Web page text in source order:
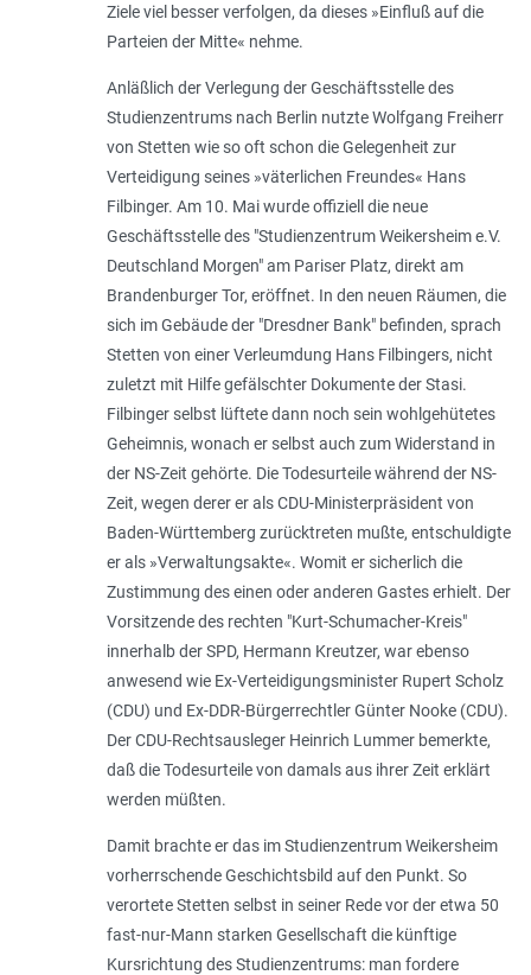
Ziele viel besser verfolgen, da dieses »Einfluß auf die
Parteien der Mitte« nehme.
Anläßlich der Verlegung der Geschäftsstelle des
Studienzentrums nach Berlin nutzte Wolfgang Freiherr
von Stetten wie so oft schon die Gelegenheit zur
Verteidigung seines »väterlichen Freundes« Hans
Filbinger. Am 10. Mai wurde offiziell die neue
Geschäftsstelle des "Studienzentrum Weikersheim e.V.
Deutschland Morgen" am Pariser Platz, direkt am
Brandenburger Tor, eröffnet. In den neuen Räumen, die
sich im Gebäude der "Dresdner Bank" befinden, sprach
Stetten von einer Verleumdung Hans Filbingers, nicht
zuletzt mit Hilfe gefälschter Dokumente der Stasi.
Filbinger selbst lüftete dann noch sein wohlgehütetes
Geheimnis, wonach er selbst auch zum Widerstand in
der NS-Zeit gehörte. Die Todesurteile während der NS-
Zeit, wegen derer er als CDU-Ministerpräsident von
Baden-Württemberg zurücktreten mußte, entschuldigte
er als »Verwaltungsakte«. Womit er sicherlich die
Zustimmung des einen oder anderen Gastes erhielt. Der
Vorsitzende des rechten "Kurt-Schumacher-Kreis"
innerhalb der SPD, Hermann Kreutzer, war ebenso
anwesend wie Ex-Verteidigungsminister Rupert Scholz
(CDU) und Ex-DDR-Bürgerrechtler Günter Nooke (CDU).
Der CDU-Rechtsausleger Heinrich Lummer bemerkte,
daß die Todesurteile von damals aus ihrer Zeit erklärt
werden müßten.
Damit brachte er das im Studienzentrum Weikersheim
vorherrschende Geschichtsbild auf den Punkt. So
verortete Stetten selbst in seiner Rede vor der etwa 50
fast-nur-Mann starken Gesellschaft die künftige
Kursrichtung des Studienzentrums: man fordere